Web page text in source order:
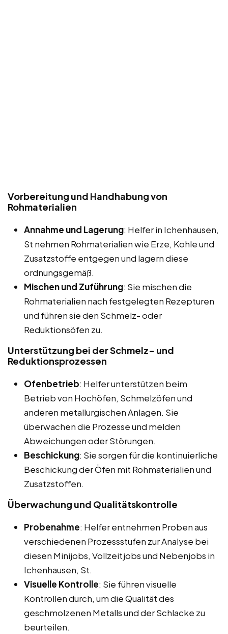
Vorbereitung und Handhabung von
Rohmaterialien
Annahme und Lagerung: Helfer in Ichenhausen,
St nehmen Rohmaterialien wie Erze, Kohle und
Zusatzstoffe entgegen und lagern diese
ordnungsgemäß.
Mischen und Zuführung: Sie mischen die
Rohmaterialien nach festgelegten Rezepturen
und führen sie den Schmelz- oder
Reduktionsöfen zu.
Unterstützung bei der Schmelz- und
Reduktionsprozessen
Ofenbetrieb: Helfer unterstützen beim
Betrieb von Hochöfen, Schmelzöfen und
anderen metallurgischen Anlagen. Sie
überwachen die Prozesse und melden
Abweichungen oder Störungen.
Beschickung: Sie sorgen für die kontinuierliche
Beschickung der Öfen mit Rohmaterialien und
Zusatzstoffen.
Überwachung und Qualitätskontrolle
Probenahme: Helfer entnehmen Proben aus
verschiedenen Prozessstufen zur Analyse bei
diesen Minijobs, Vollzeitjobs und Nebenjobs in
Ichenhausen, St.
Visuelle Kontrolle: Sie führen visuelle
Kontrollen durch, um die Qualität des
geschmolzenen Metalls und der Schlacke zu
beurteilen.